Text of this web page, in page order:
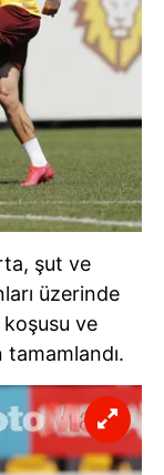
alan panel
detaylı bilgi
uyarınca
ve sitemizde
ilgili bilgi
şut ve
üzerinde
ve